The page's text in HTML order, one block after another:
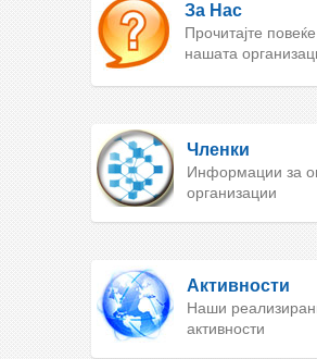
За Нас
Прочитајте
нашата
Членки
Информации за
организации
Активности
Наши
активности